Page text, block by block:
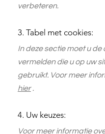
verbeteren.
3. Tabel met cookies:
In deze sectie moet u de
vermelden die u op uw
gebruikt. Voor meer
hier.
4. Uw keuzes:
Voor meer informatie